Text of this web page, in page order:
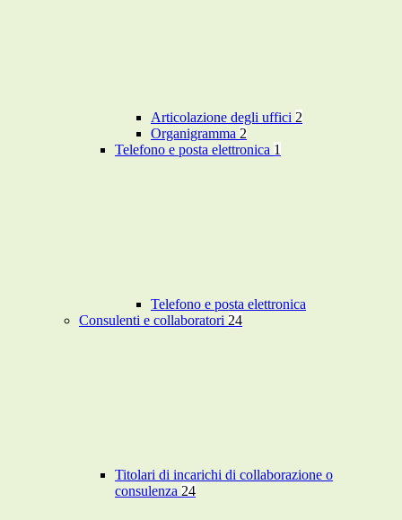
Articolazione degli uffici 2
Organigramma 2
Telefono e posta elettronica 1
Telefono e posta elettronica
Consulenti e collaboratori 24
Titolari di incarichi di collaborazione o
consulenza 24